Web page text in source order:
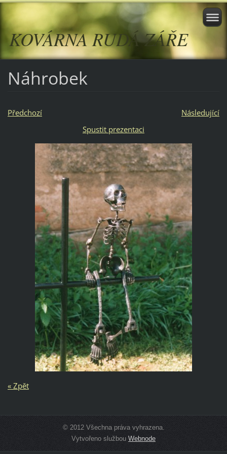
KOVÁRNA RUDÁ ZÁŘE
Náhrobek
Předchozí
Následující
Spustit prezentaci
« Zpět
© 2012 Všechna práva vyhrazena.
Vytvořeno službouWebnode